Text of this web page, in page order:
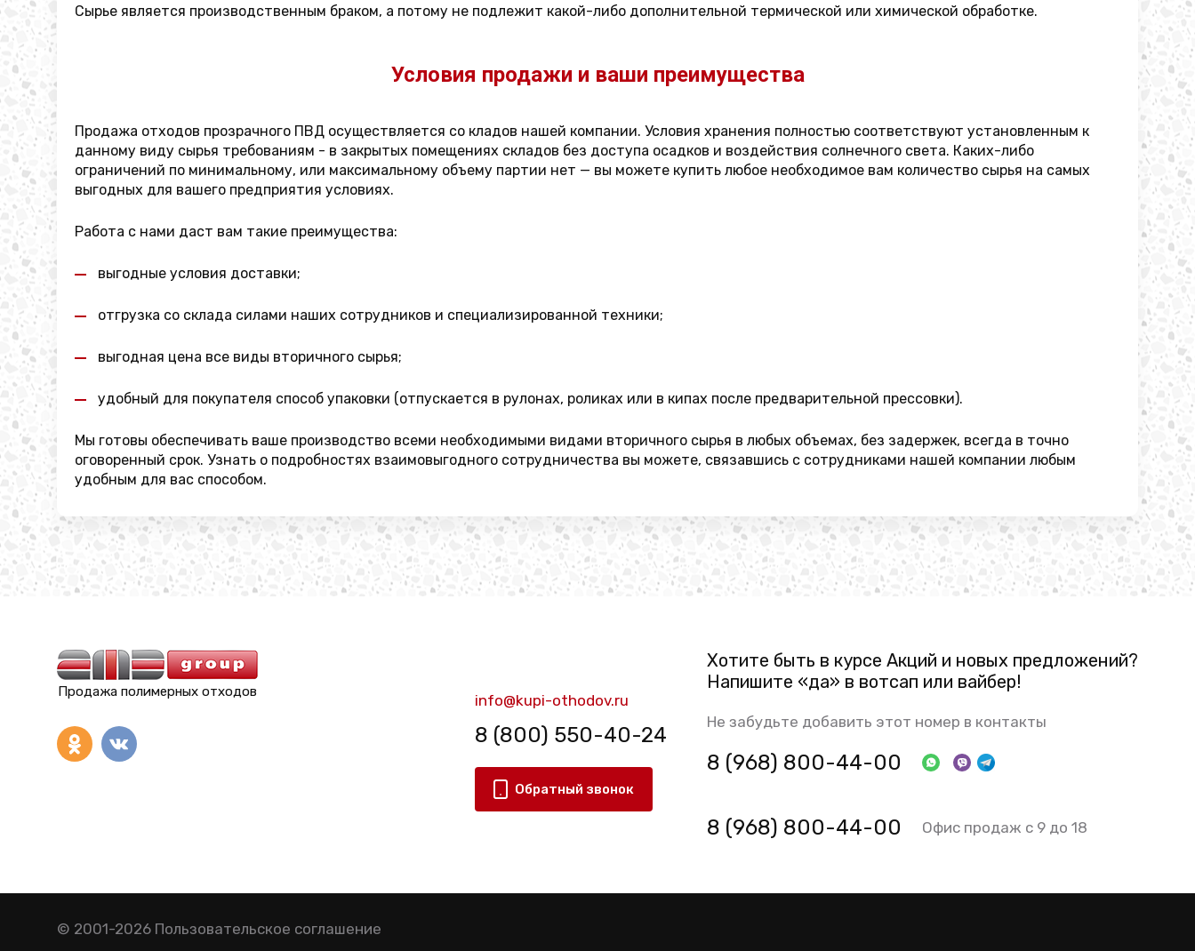
Сырье является производственным браком, а потому не подлежит какой-либо дополнительной термической или химической обработке.
Условия продажи и ваши преимущества
Продажа отходов прозрачного ПВД осуществляется со кладов нашей компании. Условия хранения полностью соответствуют установленным к
данному виду сырья требованиям - в закрытых помещениях складов без доступа осадков и воздействия солнечного света. Каких-либо
ограничений по минимальному, или максимальному объему партии нет — вы можете купить любое необходимое вам количество сырья на самых
выгодных для вашего предприятия условиях.
Работа с нами даст вам такие преимущества:
выгодные условия доставки;
отгрузка со склада силами наших сотрудников и специализированной техники;
выгодная цена все виды вторичного сырья;
удобный для покупателя способ упаковки (отпускается в рулонах, роликах или в кипах после предварительной прессовки).
Мы готовы обеспечивать ваше производство всеми необходимыми видами вторичного сырья в любых объемах, без задержек, всегда в точно
оговоренный срок. Узнать о подробностях взаимовыгодного сотрудничества вы можете, связавшись с сотрудниками нашей компании любым
удобным для вас способом.
Продажа полимерных отходов info@kupi-othodov.ru
8 (800) 550-40-24
Обратный звонок
Хотите быть в курсе Акций и новых предложений?
Напишите «да» в вотсап или вайбер!
Не забудьте добавить этот номер в контакты
8 (968) 800-44-00
8 (968) 800-44-00 Офис продаж с 9 до 18
© 2001-2026 Пользовательское соглашение